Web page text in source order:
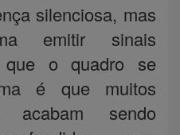
silenciosa, mas
emitir sinais
que o quadro se
é que muitos
acabam sendo